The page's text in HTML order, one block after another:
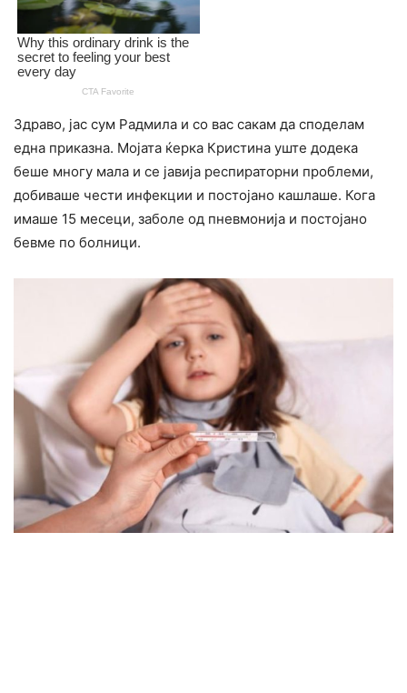
Здраво, јас сум Радмила и со вас сакам да споделам
една приказна. Мојата ќерка Кристина уште додека
беше многу мала и се јавија респираторни проблеми,
добиваше чести инфекции и постојано кашлаше. Кога
имаше 15 месеци, заболе од пневмонија и постојано
бевме по болници.